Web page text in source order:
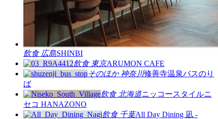
飲食 広島SHINBI
飲食 東京ARUMON CAFE
そのほか 神奈川修善寺温泉バスのり
ば
飲食 北海道ニッコースタイルニ
セコ HANAZONO
飲食 千葉All Day Dining 凪 -